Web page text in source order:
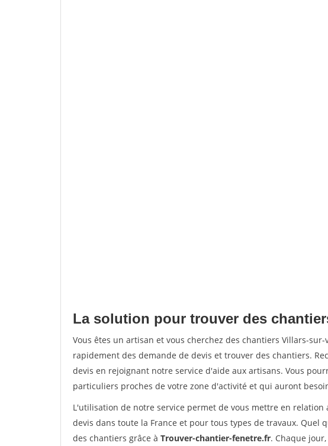
La solution pour trouver des
Vous êtes un artisan et vous cherchez des chantiers Villars-
rapidement des demande de devis et trouver des chantiers.
devis en rejoignant notre service d'aide aux artisans. Vous
particuliers proches de votre zone d'activité et qui auront
L'utilisation de notre service permet de vous mettre en
devis dans toute la France et pour tous types de travaux. Quel
des chantiers grâce à Trouver-chantier-fenetre.fr. Chaque